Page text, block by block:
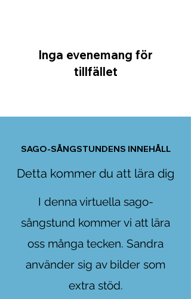
Inga evenemang för
tillfället
SAGO-SÅNGSTUNDENS INNEHÅLL
Detta kommer du att lära dig
I denna virtuella sago-
sångstund kommer vi att lära
oss många tecken. Sandra
använder sig av bilder som
extra stöd.